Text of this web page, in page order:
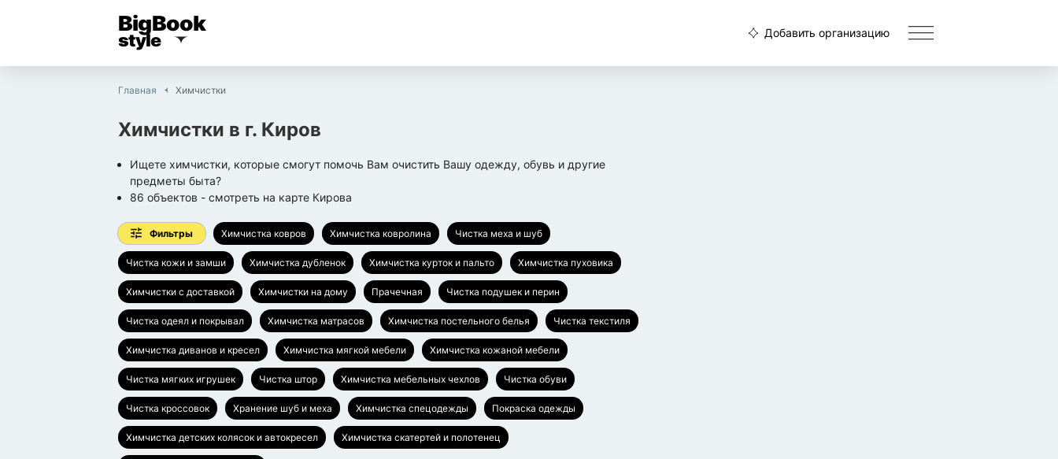
BigBook
style Добавить организацию
Главная Химчистки
Химчистки в г. Киров
Ищете химчистки, которые смогут помочь Вам очистить Вашу одежду, обувь и другие
предметы быта?
86 объектов - смотреть на карте Кирова
Фильтры Химчистка ковров Химчистка ковролина Чистка меха и шуб
Чистка кожи и замши Химчистка дубленок Химчистка курток и пальто Химчистка пуховика
Химчистки с доставкой Химчистки на дому Прачечная Чистка подушек и перин
Чистка одеял и покрывал Химчистка матрасов Химчистка постельного белья Чистка текстиля
Химчистка диванов и кресел Химчистка мягкой мебели Химчистка кожаной мебели
Чистка мягких игрушек Чистка штор Химчистка мебельных чехлов Чистка обуви
Чистка кроссовок Хранение шуб и меха Химчистка спецодежды Покраска одежды
Химчистка детских колясок и автокресел Химчистка скатертей и полотенец